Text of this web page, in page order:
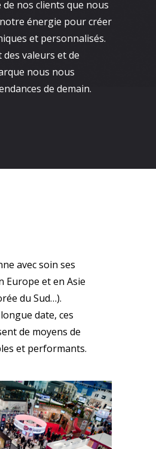
de nos clients que nous
énergie pour créer
et personnalisés.
valeurs et de
nous nous
de demain.
avec soin ses
Europe et en Asie
du Sud…).
date, ces
de moyens de
et performants.